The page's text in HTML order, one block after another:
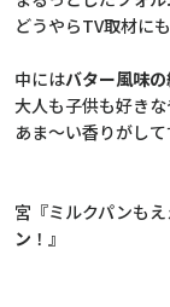
どうやらTV取材に
中にはバター風味
大人も子供も好きな
あま～い香りがして
宮『ミルクパンも
ン ！』